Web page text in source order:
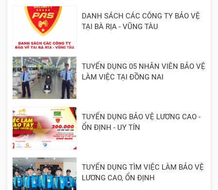
DANH SÁCH CÁC CÔNG TY BẢO VỆ
TẠI BÀ RỊA - VŨNG TÀU
TUYỂN DỤNG 05 NHÂN VIÊN BẢO VỆ
LÀM VIỆC TẠI ĐỒNG NAI
TUYỂN DỤNG BẢO VỆ LƯƠNG CAO -
ỔN ĐỊNH - UY TÍN
TUYỂN DỤNG TÌM VIỆC LÀM BẢO VỆ
LƯƠNG CAO, ỔN ĐỊNH